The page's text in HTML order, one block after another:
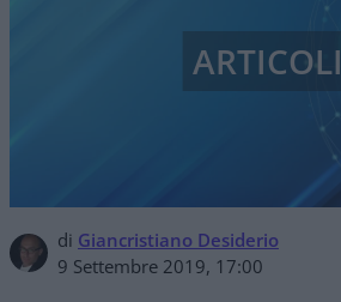
di Giancristiano Desiderio
9 Settembre 2019, 17:00
ARTICOLI